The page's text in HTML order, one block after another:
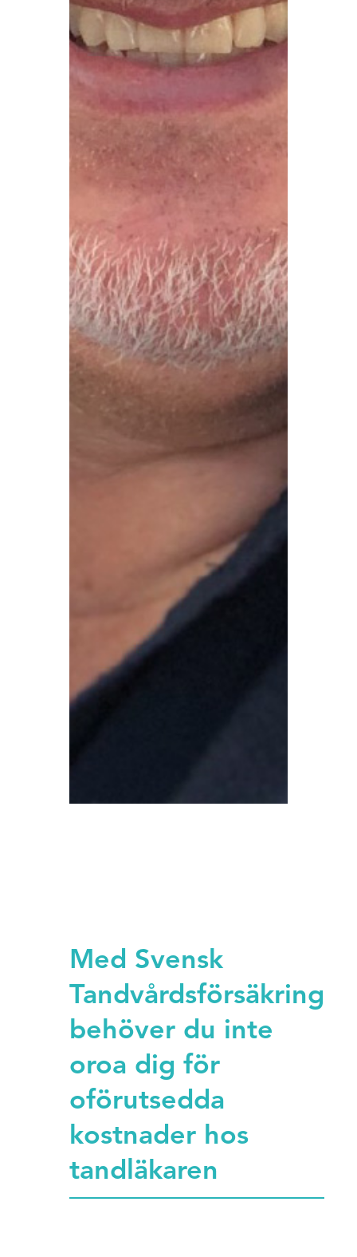
Med Svensk
Tandvårdsförsäkring
behöver du inte
oroa dig för
oförutsedda
kostnader hos
tandläkaren